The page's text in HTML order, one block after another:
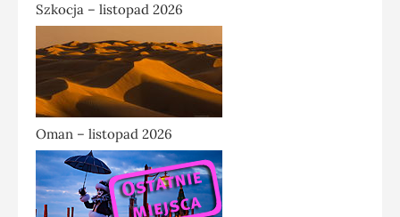
Szkocja – listopad 2026
Oman – listopad 2026